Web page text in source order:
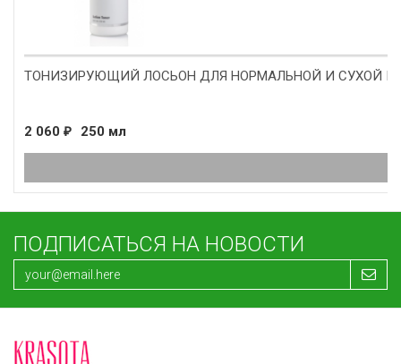
ТОНИЗИРУЮЩИЙ ЛОСЬОН ДЛЯ НОРМАЛЬНОЙ И СУХОЙ КОЖИ
2 060 ₽ 250 мл
ПОДПИСАТЬСЯ НА НОВОСТИ